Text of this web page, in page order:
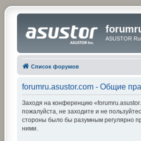
ASUSTOR
Список форумов
forumru.asustor.com - Общие
Заходя на конференцию
пожалуйста, не заходите и не
стороны было бы разумным регулярно
ними.